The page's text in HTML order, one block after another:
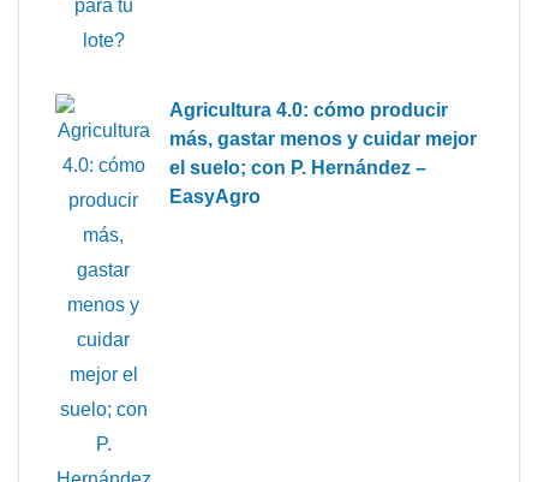
Agricultura 4.0: cómo producir
más, gastar menos y cuidar mejor
el suelo; con P. Hernández –
EasyAgro